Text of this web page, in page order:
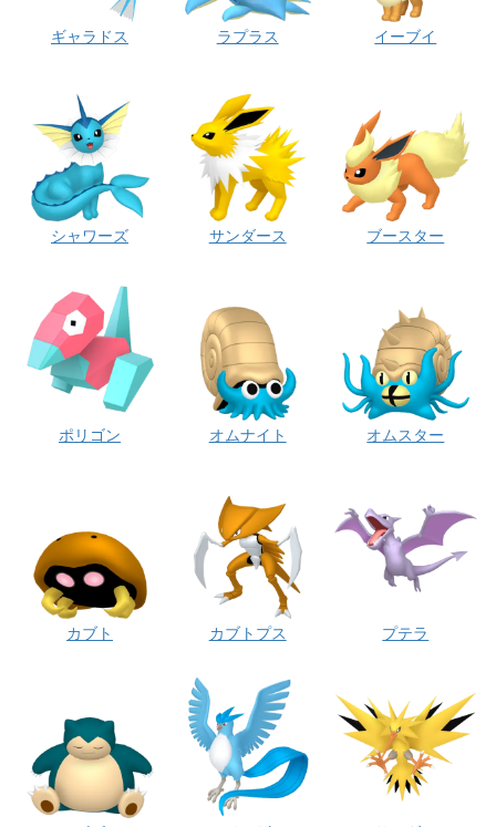
ギャラドス ラプラス イーブイ
シャワーズ サンダース ブースター
ポリゴン オムナイト オムスター
カブト カブトプス プテラ